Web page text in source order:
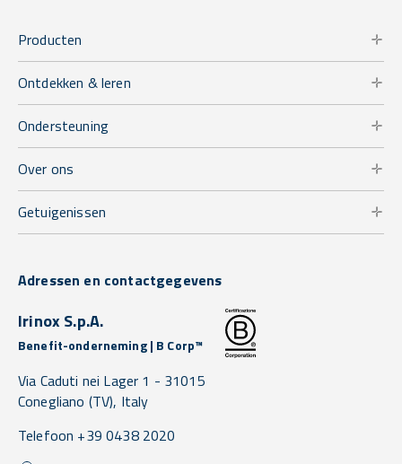
Producten
Ontdekken & leren
Ondersteuning
Over ons
Getuigenissen
Adressen en contactgegevens
Irinox S.p.A.
Benefit-onderneming | B Corp™
Via Caduti nei Lager 1 - 31015
Conegliano (TV), Italy
Telefoon +39 0438 2020